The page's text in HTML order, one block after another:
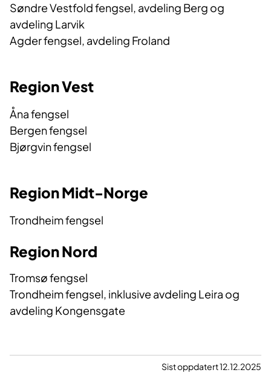
Søndre Vestfold fengsel, avdeling Berg og
avdeling Larvik
Agder fengsel, avdeling Froland
Region Vest
Åna fengsel
Bergen fengsel
Bjørgvin fengsel
Region Midt-Norge
Trondheim fengsel
Region Nord
Tromsø fengsel
Trondheim fengsel, inklusive avdeling Leira og
avdeling Kongensgate
Sist oppdatert 12.12.2025